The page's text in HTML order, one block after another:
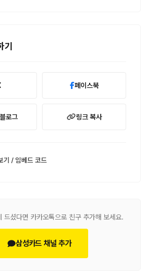
기
페이스북
로그 링크 복사
기 / 임베드 코드
드셨다면 카카오톡으로 친구 추가해 보세요.
삼성카드 채널 추가